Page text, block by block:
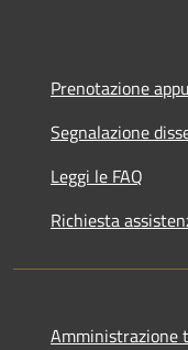
Prenotazione
Segnalazione
Leggi le FAQ
Richiesta
Amministrazione